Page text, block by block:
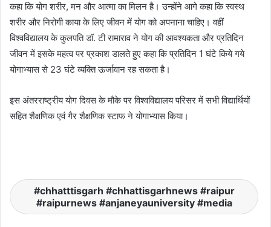
कहा कि योग शरीर, मन और आत्मा का मिलन है। उन्होंने आगे कहा कि स्वस्थ
शरीर और निरोगी काया के लिए जीवन में योग को अपनाना चाहिए। वहीं
विश्वविद्यालय के कुलपति डॉ. टी रामाराव ने योग की आवश्यकता और प्रतिदिन
जीवन में इसके महत्व पर प्रकाश डालते हुए कहा कि प्रतिदिन 1 घंटे किये गये
योगाभ्यास से 23 घंटे व्यक्ति ऊर्जावान रह सकता है।
इस अंतरराष्ट्रीय योग दिवस के मौके पर विश्वविद्यालय परिसर में सभी विद्यार्थियों
सहित शैक्षणिक एवं गैर शैक्षणिक स्टाफ ने योगाभ्यास किया।
chhatttisgarh #chhattisgarhnews #raipur
#raipurnews #anjaneyauniversity #media